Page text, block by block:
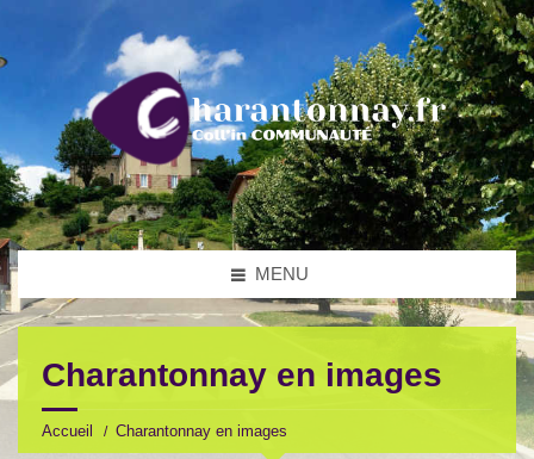
MENU
Charantonnay en images
Accueil Charantonnay en images